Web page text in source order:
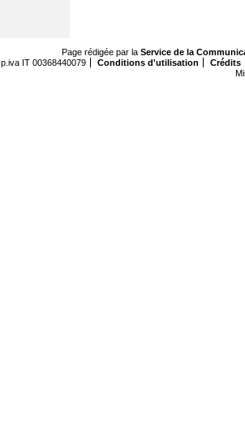
Page rédigée par la Service de la
p.iva IT 00368440079
Conditions d'utilisation
Crédits